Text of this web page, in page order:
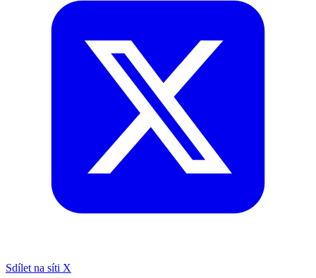
Sdílet na síti X